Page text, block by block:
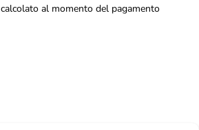
calcolato al momento del pagamento